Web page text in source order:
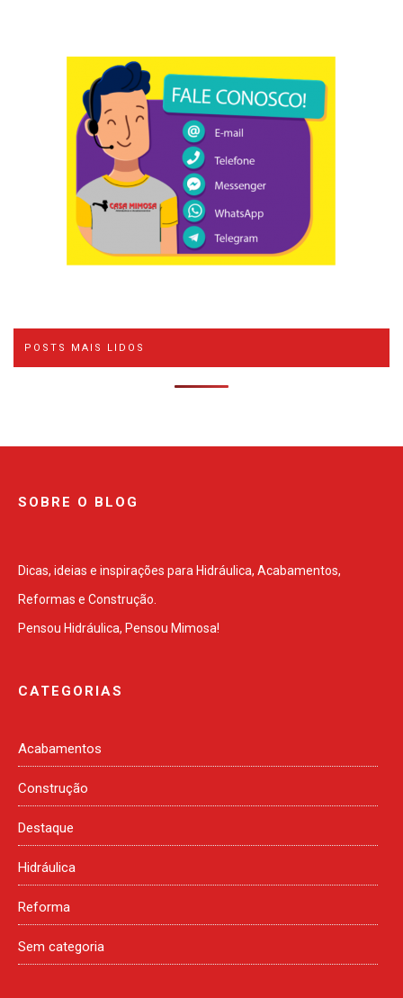
POSTS MAIS LIDOS
SOBRE O BLOG
Dicas, ideias e inspirações para Hidráulica, Acabamentos,
Reformas e Construção.
Pensou Hidráulica, Pensou Mimosa!
CATEGORIAS
Acabamentos
Construção
Destaque
Hidráulica
Reforma
Sem categoria